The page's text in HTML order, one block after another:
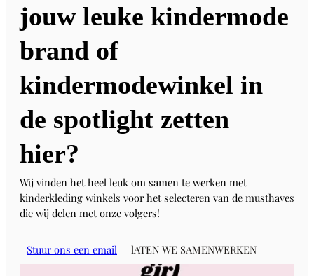
jouw leuke kindermode
brand of
kindermodewinkel in
de spotlight zetten
hier?
Wij vinden het heel leuk om samen te werken met
kinderkleding winkels voor het selecteren van de musthaves
die wij delen met onze volgers!
Stuur ons een email lATEN WE SAMENWERKEN